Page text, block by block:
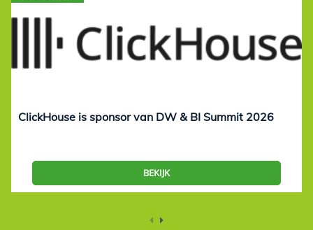
ClickHouse is sponsor van DW & BI Summit 2026
BEKIJK